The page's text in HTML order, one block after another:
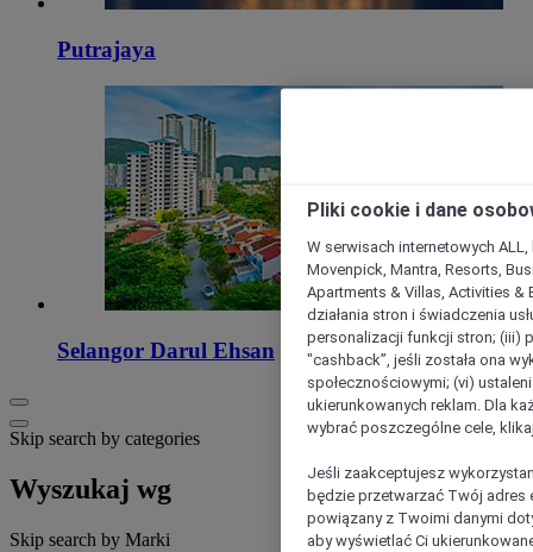
Putrajaya
Selangor Darul Ehsan
Skip search by categories
Wyszukaj wg
Skip search by Marki
Pliki cookie i dane
W serwisach internetowych
Movenpick, Mantra, Resorts,
Apartments & Villas, Activities &
działania stron i świadczenia
personalizacji funkcji stron; (iii)
"cashback”, jeśli została ona
społecznościowymi; (vi)
ukierunkowanych reklam. Dla
wybrać poszczególne cele,
Jeśli zaakceptujesz
będzie przetwarzać Twój adres
powiązany z Twoimi danymi
aby wyświetlać Ci